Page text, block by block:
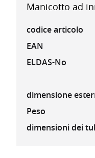
Manicotto ad
codice articolo
EAN
ELDAS-No
dimensione
Peso
dimensioni dei